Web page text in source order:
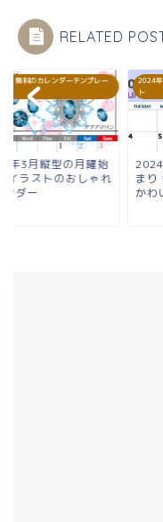
RELATED
・無料のカレンダーテンプレー
年3月縦型の月曜始
イラストのおしゃれ
ンダー
2024
ト
まり
かわ